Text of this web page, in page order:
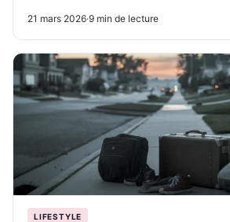
21 mars 2026·9 min de lecture
LIFESTYLE